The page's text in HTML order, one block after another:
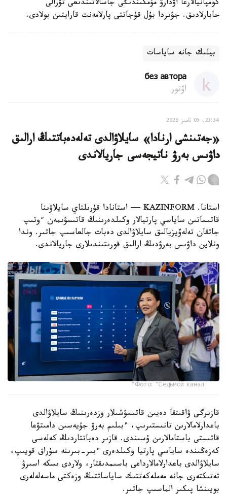
كومپانيالارعا اۋدارۋ مۇمكىندىگى جاسالاتىندىعى تۋرالى
حابارلادىق. جۋىردا بۇل قۇجاتتى پارلامەنت قارايتىن بولادى.
بيلىك جانە ساياسات
без автора
اۆتور
23:34, 05 تامىز 2026
«جەتىنشى ارنادا» سايلاۋالدى تەلەدەباتتىڭ ارالىق
داۋىس بەرۋ ناتيجەسى جاريالاندى
استانا. KAZINFORM — استانادا قۇرىلتاي سايلاۋىنا
قاتىساتىن ساياسي پارتيالار وكىلدەرىنىڭ قاتىسۋىمەن ءوتىپ
جاتقان تەلەۆيزيالىق سايلاۋالدى دەبات جالعاسىپ جاتىر. وندا
ونلاين داۋىس بەرۋدىڭ ارالىق قورىتىندىلارى جاريالاندى.
Фото: "Седьмой канал"
قازىرگى ۋاقىتقا دەيىن قاتىسۋشىلار وزدەرىنىڭ سايلاۋالدى
باعدارلامالارىن تانىستىرىپ، ءبىلىم بەرۋ جۇيەسىن دامىتۋعا
قاتىستى باستامالارىن ۇسىندى. قازىر دەباتتاردىڭ كەلەسى
كەزەڭىندە ساياسي پارتيا وكىلدەرى ءبىر-بىرىنە سۇراق قويىپ،
سايلاۋالدى باعدارلامالارداعى باسىمدىقتار، ولاردى ىسكە اسىرۋ
تەتىكتەرى جانە مەملەكەتتىك ساياساتتىڭ وزەكتى ماسەلەلەرى
بويىنشا پىكىر الماسىپ جاتىر.